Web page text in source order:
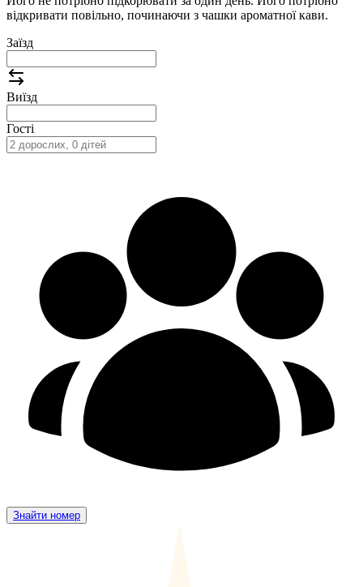
відкривати повільно, починаючи з чашки ароматної кави.
Заїзд
Виїзд
Гості
Знайти номер